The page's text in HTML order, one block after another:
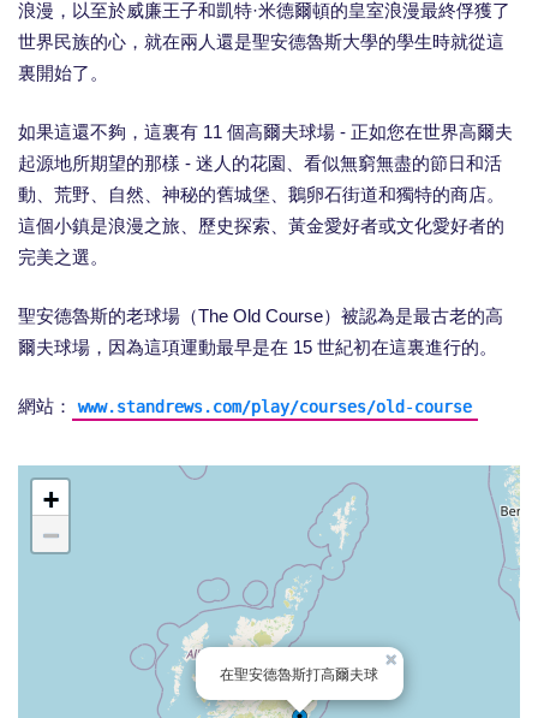
浪漫，以至於威廉王子和凱特·米德爾頓的皇室浪漫最終俘獲了
世界民族的心，就在兩人還是聖安德魯斯大學的學生時就從這
裏開始了。
如果這還不夠，這裏有 11 個高爾夫球場 - 正如您在世界高爾夫
起源地所期望的那樣 - 迷人的花園、看似無窮無盡的節日和活
動、荒野、自然、神秘的舊城堡、鵝卵石街道和獨特的商店。
這個小鎮是浪漫之旅、歷史探索、黃金愛好者或文化愛好者的
完美之選。
聖安德魯斯的老球場（The Old Course）被認為是最古老的高
爾夫球場，因為這項運動最早是在 15 世紀初在這裏進行的。
網站： www.standrews.com/play/courses/old-course
在聖安德魯斯打高爾夫球
×
+
−